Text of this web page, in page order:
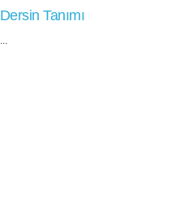
Dersin Tanımı
...